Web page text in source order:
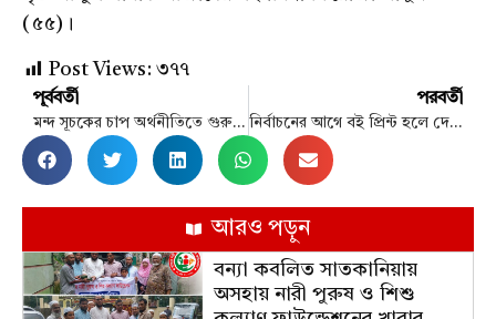
(৫৫)।
Post Views: ৩৭৭
পূর্ববর্তী
মন্দ সূচকের চাপ অর্থনীতিতে গুরুতর: ড. জাহিদ হোসেন
পরবর্তী
নির্বাচনের আগে বই প্রিন্ট হলে দেবো : অর্থ উপদেষ্টা
আরও পড়ুন
বন্যা কবলিত সাতকানিয়ায়
অসহায় নারী পুরুষ ও শিশু